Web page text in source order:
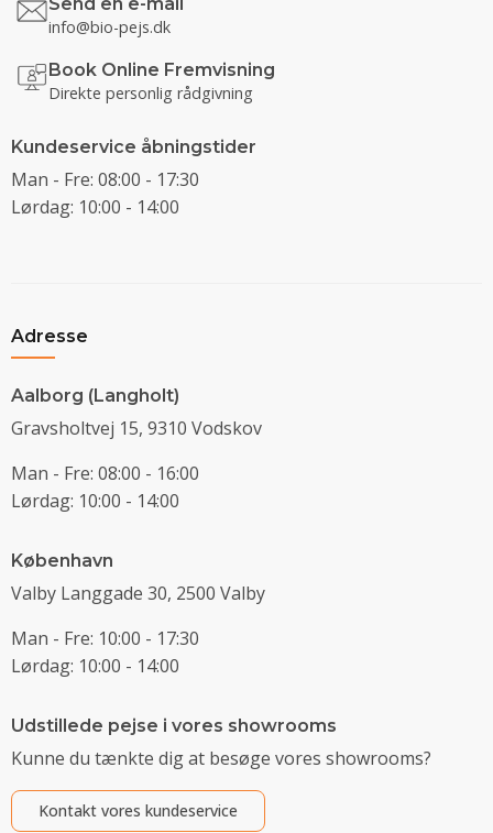
info@bio-pejs.dk
Book Online Fremvisning
Direkte personlig rådgivning
Kundeservice åbningstider
Man - Fre: 08:00 - 17:30
Lørdag: 10:00 - 14:00
Adresse
Aalborg (Langholt)
Gravsholtvej 15, 9310 Vodskov
Man - Fre: 08:00 - 16:00
Lørdag: 10:00 - 14:00
København
Valby Langgade 30, 2500 Valby
Man - Fre: 10:00 - 17:30
Lørdag: 10:00 - 14:00
Udstillede pejse i vores showrooms
Kunne du tænkte dig at besøge vores showrooms?
Kontakt vores kundeservice